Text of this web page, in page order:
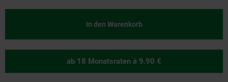
In den Warenkorb
ab 18 Monatsraten à 9.90 €